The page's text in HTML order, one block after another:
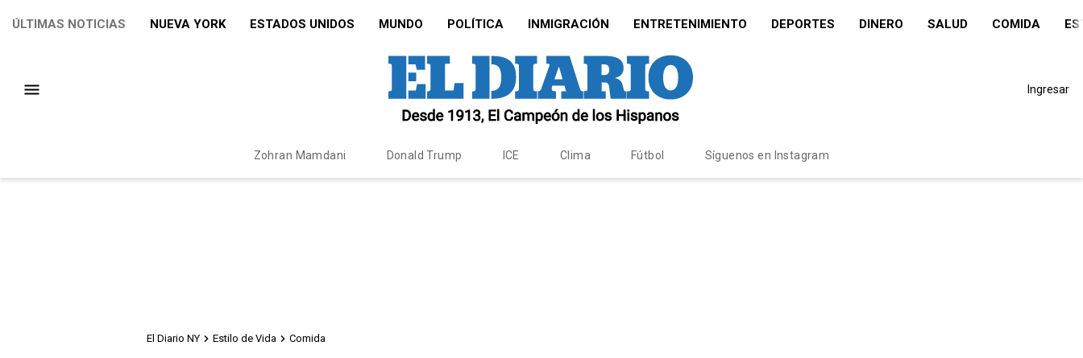
ÚLTIMAS NOTICIAS NUEVA YORK ESTADOS UNIDOS MUNDO POLÍTICA INMIGRACIÓN ENTRETENIMIENTO DEPORTES DINERO SALUD COMIDA
Ingresar
Zohran Mamdani Donald Trump ICE Clima Fútbol Síguenos en Instagram
El Diario NY Estilo de Vida Comida